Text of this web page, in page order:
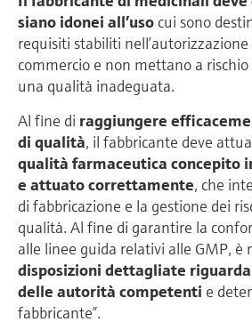
siano idonei all’uso cui sono
requisiti stabiliti
commercio e non mettano a
una qualità inadeguata.
Al fine di raggiungere
di qualità, il fabbricante deve
qualità farmaceutica concepito
e attuato correttamente, che
di fabbricazione e la gestione dei
qualità. Al fine di garantire la
alle linee guida relativi alle GMP, è
disposizioni dettagliate
delle autorità competenti e
fabbricante”.